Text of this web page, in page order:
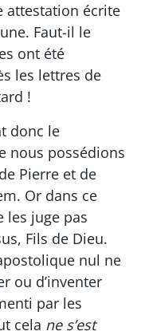
attestation écrite
Faut-il le
ont été
les lettres de
!
donc le
nous possédions
Pierre et de
Or dans ce
les juge pas
Fils de Dieu.
nul ne
ou d’inventer
par les
cela ne s’est